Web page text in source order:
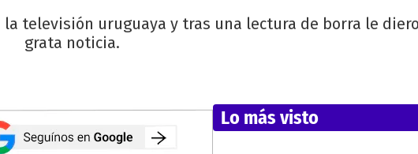
la televisión uruguaya y tras una lectura de borra le
grata noticia.
Lo más visto